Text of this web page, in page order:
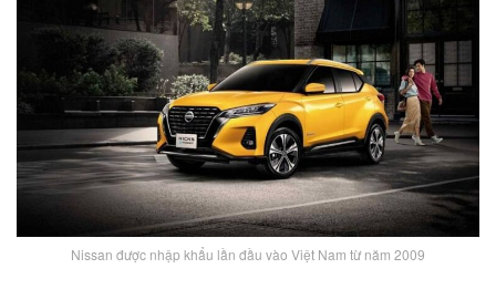
Nissan được nhập khẩu lần đầu vào Việt Nam từ năm 2009